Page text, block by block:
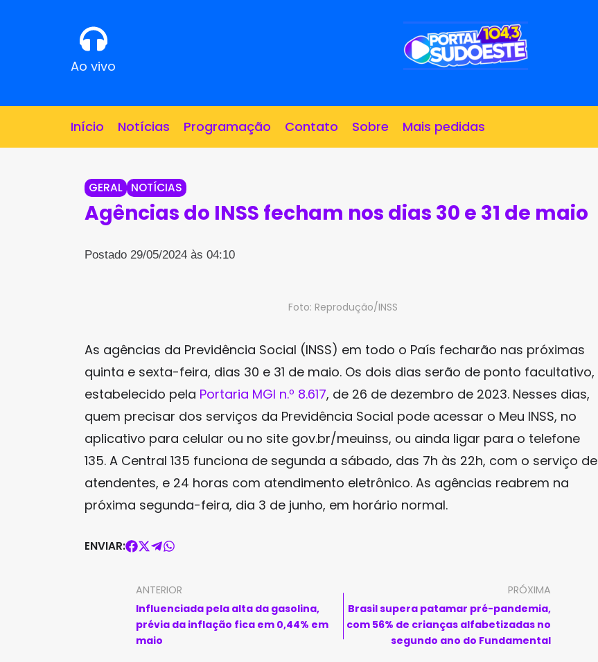
Ao vivo
Início Notícias Programação Contato Sobre Mais pedidas
GERAL NOTÍCIAS
Agências do INSS fecham nos dias 30 e 31 de maio
Postado 29/05/2024 às 04:10
Foto: Reprodução/INSS
As agências da Previdência Social (INSS) em todo o País fecharão nas próximas
quinta e sexta-feira, dias 30 e 31 de maio. Os dois dias serão de ponto facultativo,
estabelecido pela Portaria MGI n.º 8.617, de 26 de dezembro de 2023. Nesses dias,
quem precisar dos serviços da Previdência Social pode acessar o Meu INSS, no
aplicativo para celular ou no site gov.br/meuinss, ou ainda ligar para o telefone
135. A Central 135 funciona de segunda a sábado, das 7h às 22h, com o serviço de
atendentes, e 24 horas com atendimento eletrônico. As agências reabrem na
próxima segunda-feira, dia 3 de junho, em horário normal.
ENVIAR:
ANTERIOR
Influenciada pela alta da gasolina,
prévia da inflação fica em 0,44% em
maio
PRÓXIMA
Brasil supera patamar pré-pandemia,
com 56% de crianças alfabetizadas no
segundo ano do Fundamental